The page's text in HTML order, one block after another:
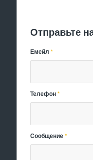
Отправьте
Емейл*
Телефон*
Сообщение*